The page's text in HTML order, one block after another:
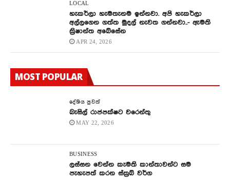
LOCAL
හැකර්ලා හැමතැනම ඉන්නවා. අපි හැකර්ලා
අල්ලගෙන ගත්ත මුදල් නැවත ගන්නවා..- ඇමති
ක්‍රිෂාන්ත අබේසේන
APR 24, 2026
MOST POPULAR
දේශිය පුවත්
බැසිල් රාජපක්ෂට වරෙන්තු
MAY 22, 2026
BUSINESS
ලස්සන වෙන්න කැමති කාන්තාවන්ට සම
පැහැපත් කරන ස්ක්‍රබ් වර්ග